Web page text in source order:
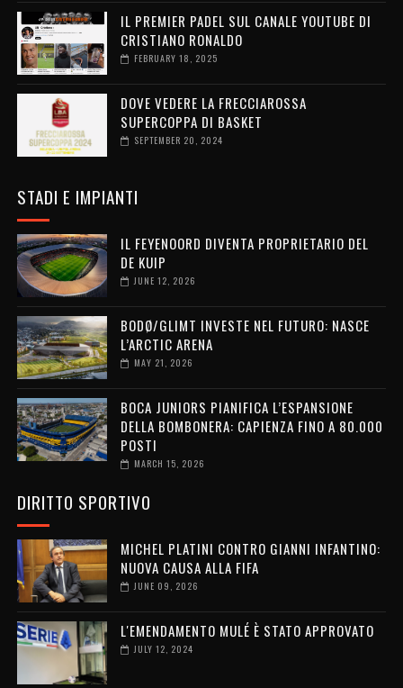
IL PREMIER PADEL SUL CANALE YOUTUBE DI
CRISTIANO RONALDO
FEBRUARY 18, 2025
DOVE VEDERE LA FRECCIAROSSA
SUPERCOPPA DI BASKET
SEPTEMBER 20, 2024
STADI E IMPIANTI
IL FEYENOORD DIVENTA PROPRIETARIO DEL
DE KUIP
JUNE 12, 2026
BODØ/GLIMT INVESTE NEL FUTURO: NASCE
L’ARCTIC ARENA
MAY 21, 2026
BOCA JUNIORS PIANIFICA L’ESPANSIONE
DELLA BOMBONERA: CAPIENZA FINO A 80.000
POSTI
MARCH 15, 2026
DIRITTO SPORTIVO
MICHEL PLATINI CONTRO GIANNI INFANTINO:
NUOVA CAUSA ALLA FIFA
JUNE 09, 2026
L'EMENDAMENTO MULÉ È STATO APPROVATO
JULY 12, 2024